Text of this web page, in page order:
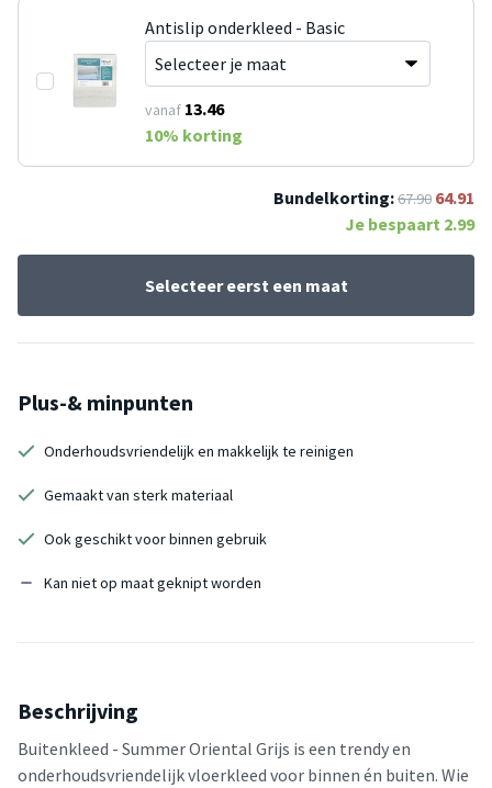
Antislip onderkleed - Basic
vanaf 13.46
10% korting
Bundelkorting:67.90 64.91
Je bespaart 2.99
Selecteer eerst een maat
Plus-& minpunten
Onderhoudsvriendelijk en makkelijk te reinigen
Gemaakt van sterk materiaal
Ook geschikt voor binnen gebruik
Kan niet op maat geknipt worden
Beschrijving
Buitenkleed - Summer Oriental Grijs is een trendy en
onderhoudsvriendelijk vloerkleed voor binnen én buiten. Wie